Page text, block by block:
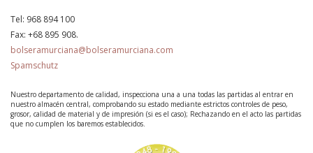
Tel: 968 894 100
Fax: +68 895 908.
bolseramurciana@bolseramurciana.com
Spamschutz
Nuestro departamento de calidad, inspecciona una a una todas las partidas al entrar en
nuestro almacén central, comprobando su estado mediante estrictos controles de peso,
grosor, calidad de material y de impresión (si es el caso); Rechazando en el acto las partidas
que no cumplen los baremos establecidos.